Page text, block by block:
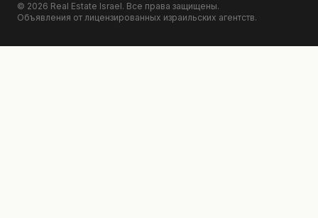
© 2026 Real Estate Israel. Все права защищены.
Объявления от лицензированных израильских агентств.